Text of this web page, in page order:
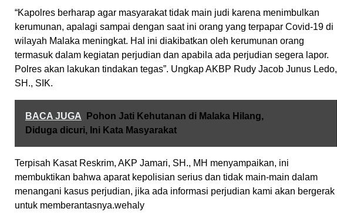
“Kapolres berharap agar masyarakat tidak main judi karena menimbulkan
kerumunan, apalagi sampai dengan saat ini orang yang terpapar Covid-19 di
wilayah Malaka meningkat. Hal ini diakibatkan oleh kerumunan orang
termasuk dalam kegiatan perjudian dan apabila ada perjudian segera lapor.
Polres akan lakukan tindakan tegas”. Ungkap AKBP Rudy Jacob Junus Ledo,
SH., SIK.
BACA JUGA
Pohon Jati Kehutanan di Malaka Hilang,
Diduga dicuri, Ini Kata Masyarakat
Terpisah Kasat Reskrim, AKP Jamari, SH., MH menyampaikan, ini
membuktikan bahwa aparat kepolisian serius dan tidak main-main dalam
menangani kasus perjudian, jika ada informasi perjudian kami akan bergerak
untuk memberantasnya.wehaly